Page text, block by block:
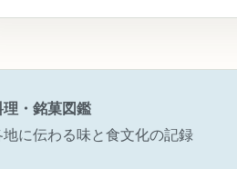
・銘菓図鑑
に伝わる味と食文化の記録